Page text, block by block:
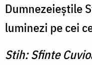
Dumnezeieştile
luminezi pe cei
Stih: Sfinte